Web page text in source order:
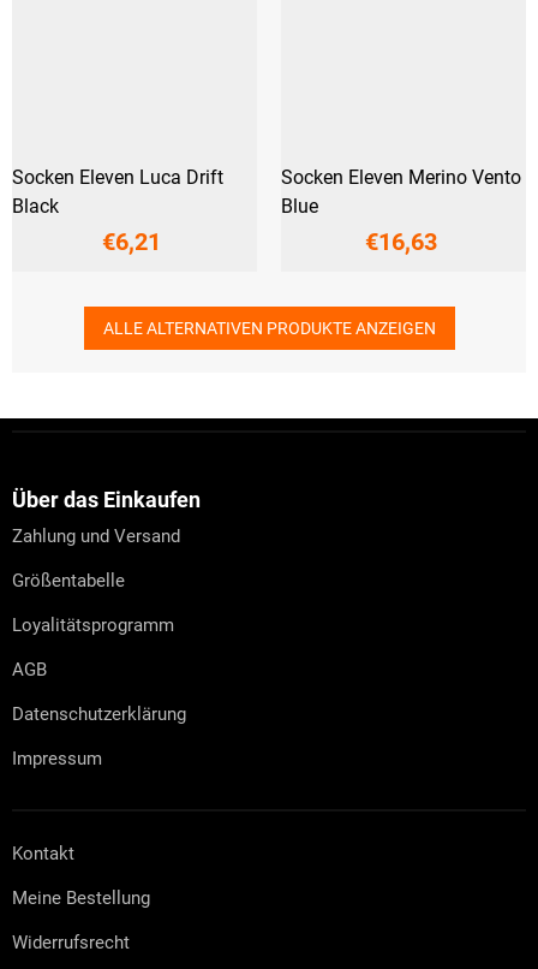
Socken Eleven Luca Drift
Black
€6,21
Socken Eleven Merino Vento
Blue
€16,63
ALLE ALTERNATIVEN PRODUKTE ANZEIGEN
Über das Einkaufen
Zahlung und Versand
Größentabelle
Loyalitätsprogramm
AGB
Datenschutzerklärung
Impressum
Kontakt
Meine Bestellung
Widerrufsrecht